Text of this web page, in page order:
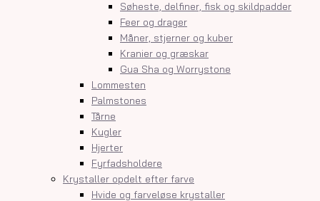
Søheste, delfiner, fisk og skildpadder
Feer og drager
Måner, stjerner og kuber
Kranier og græskar
Gua Sha og Worrystone
Lommesten
Palmstones
Tårne
Kugler
Hjerter
Fyrfadsholdere
Krystaller opdelt efter farve
Hvide og farveløse krystaller